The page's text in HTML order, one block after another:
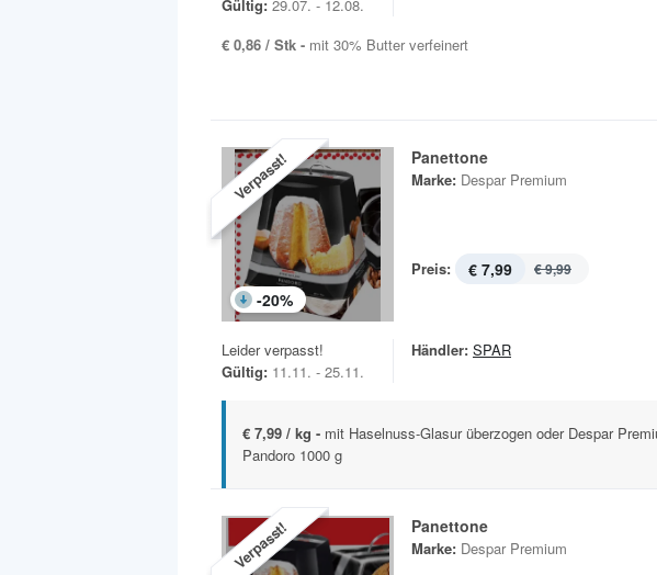
Gültig: 29.07. - 12.08.
€ 0,86 / Stk - mit 30% Butter verfeinert
Verpasst!
-20%
Panettone
Marke: Despar Premium
Preis: € 7,99 € 9,99
Leider verpasst!
Gültig: 11.11. - 25.11.
Händler: SPAR
€ 7,99 / kg - mit Haselnuss-Glasur überzogen oder Despar
Pandoro 1000 g
Verpasst! Panettone
Marke: Despar Premium